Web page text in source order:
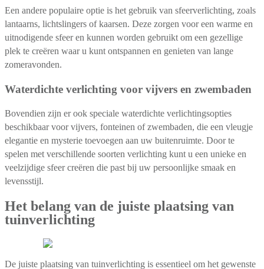
Een andere populaire optie is het gebruik van sfeerverlichting, zoals
lantaarns, lichtslingers of kaarsen. Deze zorgen voor een warme en
uitnodigende sfeer en kunnen worden gebruikt om een gezellige
plek te creëren waar u kunt ontspannen en genieten van lange
zomeravonden.
Waterdichte verlichting voor vijvers en zwembaden
Bovendien zijn er ook speciale waterdichte verlichtingsopties
beschikbaar voor vijvers, fonteinen of zwembaden, die een vleugje
elegantie en mysterie toevoegen aan uw buitenruimte. Door te
spelen met verschillende soorten verlichting kunt u een unieke en
veelzijdige sfeer creëren die past bij uw persoonlijke smaak en
levensstijl.
Het belang van de juiste plaatsing van
tuinverlichting
De juiste plaatsing van tuinverlichting is essentieel om het gewenste